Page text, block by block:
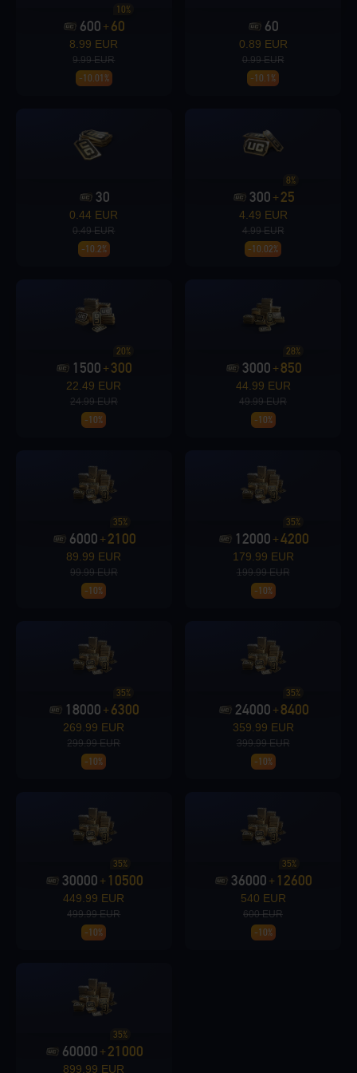
Loading...
Loading...
Loading...
Loading...
600 +60
10%
8.99 EUR
9.99 EUR
-10.01%
60
0.89 EUR
0.99 EUR
-10.1%
30
0.44 EUR
0.49 EUR
-10.2%
300 +25
8%
4.49 EUR
4.99 EUR
-10.02%
1500 +300
20%
22.49 EUR
24.99 EUR
-10%
3000 +850
28%
44.99 EUR
49.99 EUR
-10%
6000 +2100
35%
89.99 EUR
99.99 EUR
-10%
12000 +4200
35%
179.99 EUR
199.99 EUR
-10%
18000 +6300
35%
269.99 EUR
299.99 EUR
-10%
24000 +8400
35%
359.99 EUR
399.99 EUR
-10%
30000 + 10500
35%
449.99 EUR
499.99 EUR
-10%
36000 + 12600
35%
540 EUR
600 EUR
-10%
60000 +21000
35%
899.99 EUR